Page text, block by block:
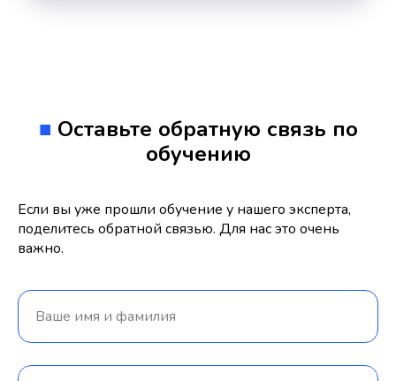
■ Оставьте обратную связь по
обучению
Если вы уже прошли обучение у нашего эксперта,
поделитесь обратной связью. Для нас это очень
важно.
Ваше имя и фамилия